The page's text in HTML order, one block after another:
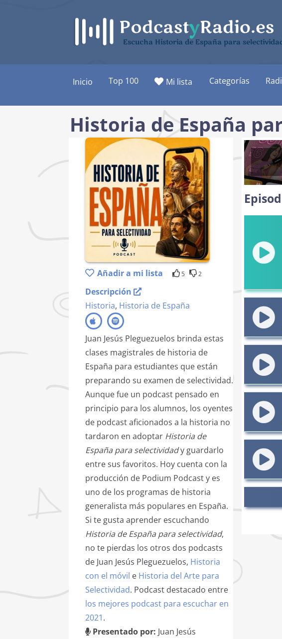
Escucha Historia de España para
Inicio Top 100 Mi lista Categorías
Historia de España
Añadir a mi lista 5 2
Descripción
Historia, Historia de España
Juan Jesús Pleguezuelos brinda estas
clases magistrales de historia de
España para estudiantes que están
preparando su examen de selectividad.
Aunque fue un podcast pensado en
principio para los alumnos, los oyentes
de podcast aficionados a la historia no
tardaron en adoptar Historia de
España para selectividady guardarlo
entre sus favoritos. Hoy cuenta con la
producción de Podium Podcast y es
uno de los programas de historia
generalista más populares en España.
Si te gusta aprender escuchando
Historia de España para selectividad,
no te pierdas los otros dos podcasts
de Juan Jesús Pleguezuelos, Historia
con el móvil e Historia del Arte para
Selectividad. Podcast destacado entre
los mejores podcast para escuchar en
2021.
Presentado por: Juan Jesús